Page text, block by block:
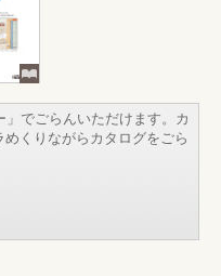
でごらんいただけます。カ
くりながらカタログをごら